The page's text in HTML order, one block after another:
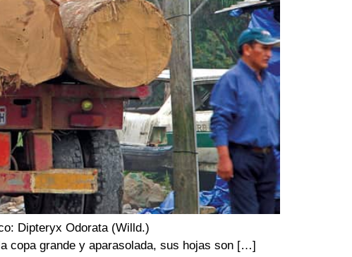
científico: Dipteryx Odorata (Willd.)
copa grande y aparasolada, sus hojas son […]